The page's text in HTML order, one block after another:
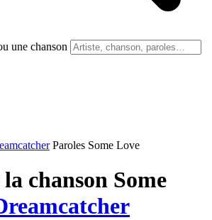
une chanson
Paroles Some Love
chanson Some